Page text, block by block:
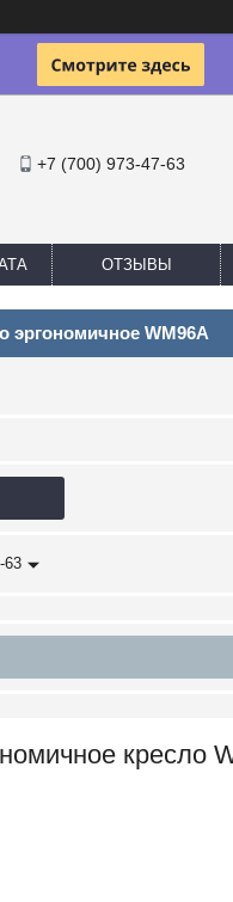
+7 (700) 973-47-63
ОТЗЫВЫ
эргономичное WM96A
63
кресло